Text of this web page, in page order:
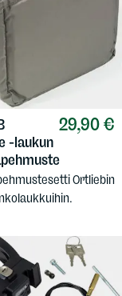
29,90 €
-laukun
Ortliebin